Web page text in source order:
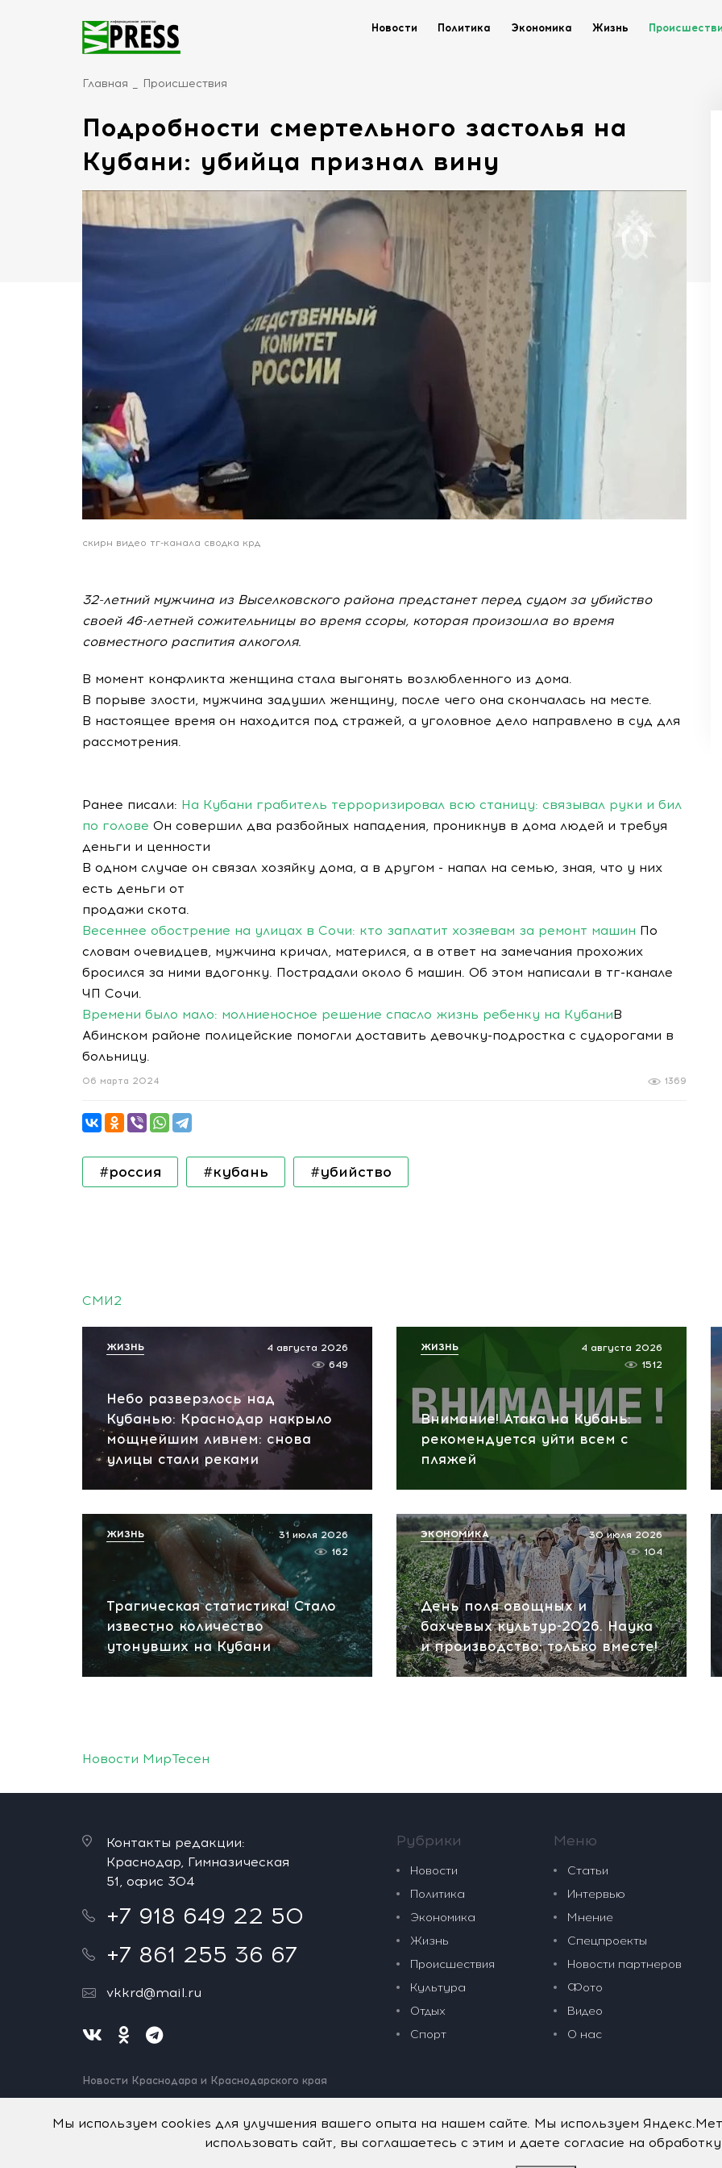
Новости Политика Экономика Жизнь
Главная Происшествия
Подробности смертельного застолья на
Кубани: убийца признал вину
скирн видео тг-канала сводка крд
32-летний мужчина из Выселковского района предстанет перед судом за убийство
своей 46-летней сожительницы во время ссоры, которая произошла во время
совместного распития алкоголя.
В момент конфликта женщина стала выгонять возлюбленного из дома.
В порыве злости, мужчина задушил женщину, после чего она скончалась на месте.
В настоящее время он находится под стражей, а уголовное дело направлено в суд для
рассмотрения.
Ранее писали: На Кубани грабитель терроризировал всю станицу: связывал руки и бил
по голове Он совершил два разбойных нападения, проникнув в дома людей и требуя
деньги и ценности
В одном случае он связал хозяйку дома, а в другом - напал на семью, зная, что у них
есть деньги от
продажи скота.
Весеннее обострение на улицах в Сочи: кто заплатит хозяевам за ремонт машин По
словам очевидцев, мужчина кричал, матерился, а в ответ на замечания прохожих
бросился за ними вдогонку. Пострадали около 6 машин. Об этом написали в тг-канале
ЧП Сочи.
Времени было мало: молниеносное решение спасло жизнь ребенку на КубаниВ
Абинском районе полицейские помогли доставить девочку-подростка с судорогами в
больницу.
1369
06 марта 2024
#россия #кубань #убийство
СМИ2
Небо разверзлось над
Кубанью: Краснодар накрыло
мощнейшим ливнем: снова
улицы стали реками
4 августа 2026
649
ЖИЗНЬ
Внимание! Атака на Кубань:
рекомендуется уйти всем с
пляжей
4 августа 2026
1512
ЖИЗНЬ
Трагическая статистика! Стало
известно количество
утонувших на Кубани
31 июля 2026
162
ЖИЗНЬ
День поля овощных и
бахчевых культур-2026. Наука
и производство: только вместе!
30 июля 2026
104
ЭКОНОМИКА
Новости МирТесен
Контакты редакции:
Краснодар, Гимназическая
51, офис 304
+7 918 649 22 50
+7 861 255 36 67
vkkrd@mail.ru
Новости Краснодара и Краснодарского края
Нашли ошибку? Выделите и нажмите Ctrl+Enter.
Рубрики
Новости
Политика
Экономика
Жизнь
Происшествия
Культура
Отдых
Спорт
Меню
Статьи
Интервью
Мнение
Спецпроекты
Новости партнеров
Фото
Видео
О нас
Мы используем cookies для улучшения вашего опыта на нашем сайте. Мы используем
использовать сайт, вы соглашаетесь с этим и даете согласие на